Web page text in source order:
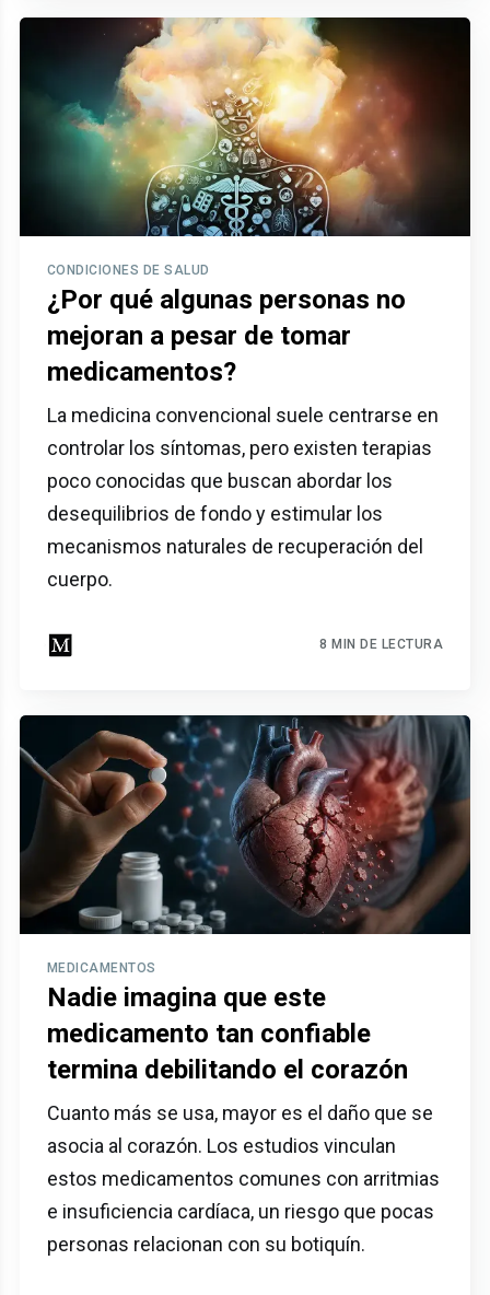
CONDICIONES DE SALUD
¿Por qué algunas personas no
mejoran a pesar de tomar
medicamentos?
La medicina convencional suele centrarse en
controlar los síntomas, pero existen terapias
poco conocidas que buscan abordar los
desequilibrios de fondo y estimular los
mecanismos naturales de recuperación del
cuerpo.
8 MIN DE LECTURA
MEDICAMENTOS
Nadie imagina que este
medicamento tan confiable
termina debilitando el corazón
Cuanto más se usa, mayor es el daño que se
asocia al corazón. Los estudios vinculan
estos medicamentos comunes con arritmias
e insuficiencia cardíaca, un riesgo que pocas
personas relacionan con su botiquín.